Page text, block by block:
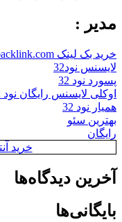
مدیر :
خرید بک لینک behtarinbacklink.com
لایسنس نود32
پسورد نود 32
اوکلی لایسنس رایگان نود 32
همیار نود 32
بهترین سئو
رایگان
خرید
آخرین دیدگاه‌ها
بایگانی‌ها